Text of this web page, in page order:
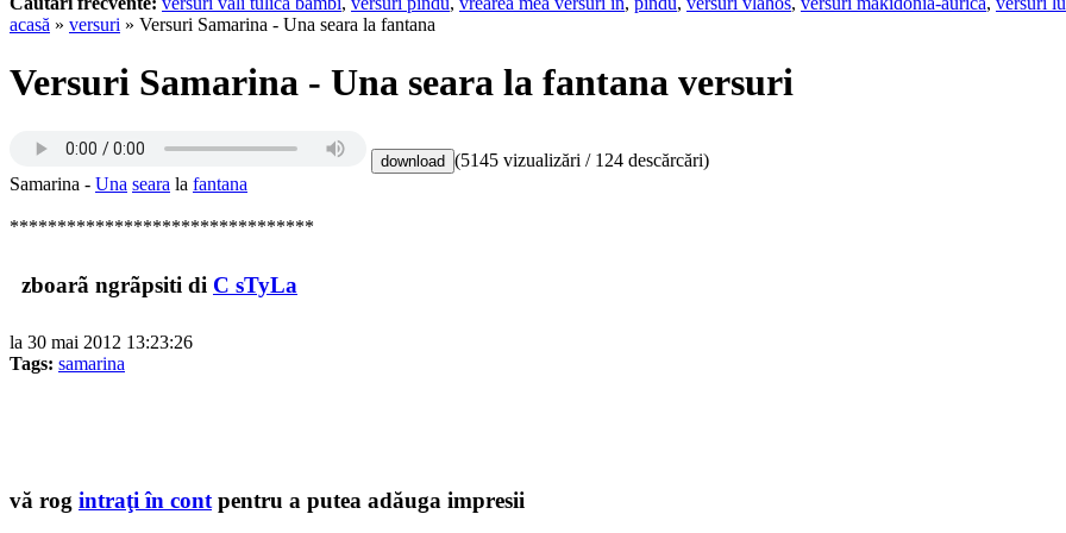
acasă » versuri » Versuri Samarina - Una seara la fantana
Versuri Samarina - Una seara la fantana versuri
(5145 vizualizări / 124 descărcări)
Samarina - Una seara la fantana
********************************
zboarã ngrãpsiti di C sTyLa
la 30 mai 2012 13:23:26
Tags: samarina
vă rog intraţi în cont pentru a putea adăuga impresii